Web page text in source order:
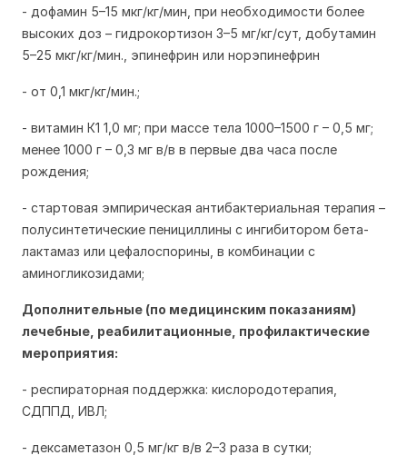
- дофамин 5–15 мкг/кг/мин, при необходимости более
высоких доз – гидрокортизон 3–5 мг/кг/сут, добутамин
5–25 мкг/кг/мин., эпинефрин или норэпинефрин
- от 0,1 мкг/кг/мин.;
- витамин К1 1,0 мг; при массе тела 1000–1500 г – 0,5 мг;
менее 1000 г – 0,3 мг в/в в первые два часа после
рождения;
- стартовая эмпирическая антибактериальная терапия –
полусинтетические пенициллины с ингибитором бета-
лактамаз или цефалоспорины, в комбинации с
аминогликозидами;
Дополнительные (по медицинским показаниям)
лечебные, реабилитационные, профилактические
мероприятия:
- респираторная поддержка: кислородотерапия,
СДППД, ИВЛ;
- дексаметазон 0,5 мг/кг в/в 2–3 раза в сутки;